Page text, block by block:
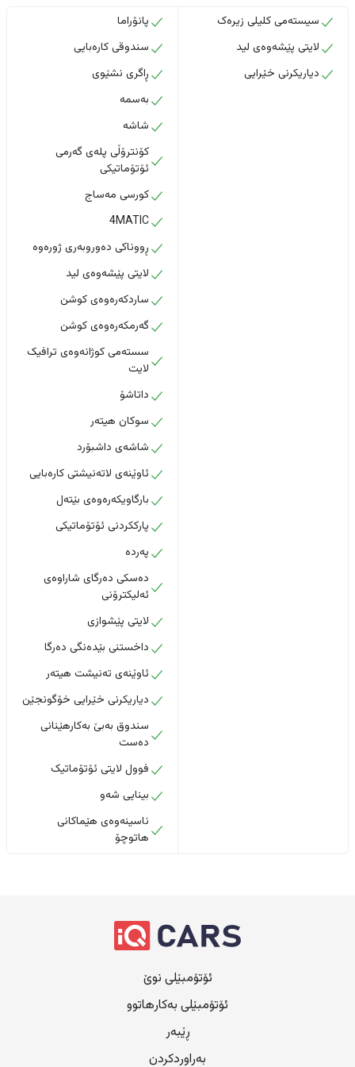
سیستەمی کلیلی زیرەک
لایتی پێشەوەی لید
دیاریکرنی خێرایی
پانۆراما
سندوقی کارەبایی
ڕاگری نشێوی
بەسمە
شاشە
کۆنترۆڵی پلەی گەرمی
ئۆتۆماتیکی
کورسی مەساج
4MATIC
ڕووناکی دەوروبەری ژورەوە
لایتی پێشەوەی لید
ساردکەرەوەی کوشن
گەرمکەرەوەی کوشن
سستەمی کوژانەوەی ترافیک
لایت
داتاشۆ
سوکان هیتەر
شاشەی داشبۆرد
ئاوێنەی لاتەنیشتی کارەبایی
بارگاویکەرەوەی بێتەل
پارککردنی ئۆتۆماتیکی
پەردە
دەسکی دەرگای شاراوەی
ئەلیکترۆنی
لایتی پێشوازی
داخستنى بێدەنگى دەرگا
ئاوێنەی تەنیشت هیتەر
دیاریکرنی خێرایی خۆگونجێن
سندوق بەبێ بەکارهێنانی
دەست
فوول لایتی ئۆتۆماتیک
بینایی شەو
ناسینەوەی هێماکانی
هاتوچۆ
ئۆتۆمبێلی نوێ
ئۆتۆمبێلی بەکارهاتوو
ڕێبەر
بەراوردکردن